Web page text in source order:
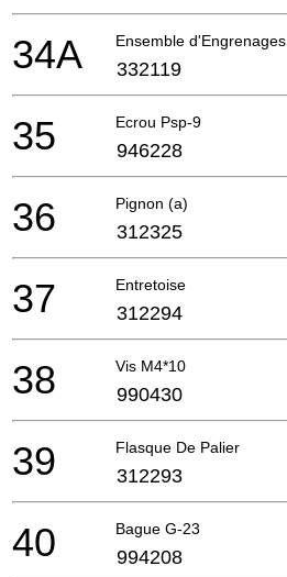
Ensemble d'Engrenages
34A 332119
Ecrou Psp-9
35 946228
Pignon (a)
36 312325
Entretoise
37 312294
Vis M4*10
38 990430
Flasque De Palier
39 312293
Bague G-23
40 994208